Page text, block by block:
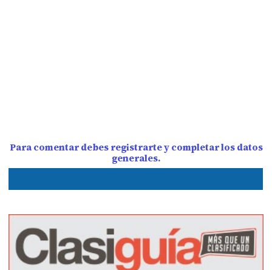
Para comentar debes registrarte y completar los datos
generales.